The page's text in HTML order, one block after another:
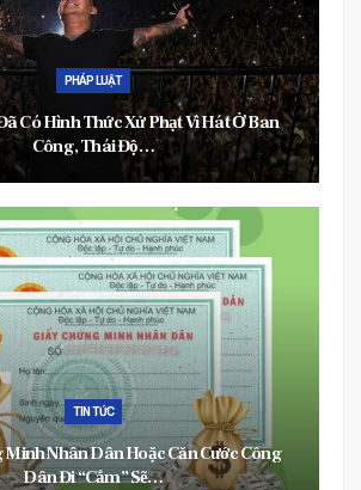
PHÁP LUẬT
Có Hình Thức Xử Phạt Vì Hát Ở Ban
Công, Thái Độ…
TIN TỨC
Nhân Dân Hoặc Căn Cước Công
Dân Đi “cắm” Sẽ…